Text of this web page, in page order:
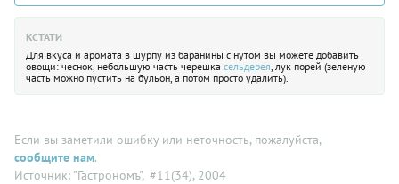
КСТАТИ
Для вкуса и аромата в шурпу из баранины с нутом вы можете добавить
овощи: чеснок, небольшую часть черешка сельдерея , лук порей (зеленую
часть можно пустить на бульон, а потом просто удалить).
Если вы заметили ошибку или неточность, пожалуйста,
сообщите нам.
Источник: "Гастрономъ", #11(34), 2004